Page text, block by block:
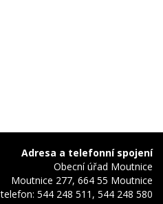
Adresa a telefonní spojení
Obecní úřad Moutnice
Moutnice 277, 664 55 Moutnice
telefon: 544 248 511, 544 248 580